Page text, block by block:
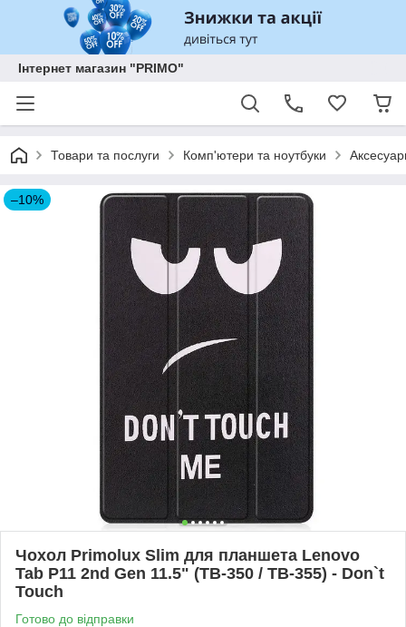
Інтернет магазин "PRIMO"
Товари та послуги Комп'ютери та ноутбуки
–10%
Чохол Primolux Slim для планшета Lenovo
Tab P11 2nd Gen 11.5" (TB-350 / TB-355) - Don`t
Touch
Готово до відправки